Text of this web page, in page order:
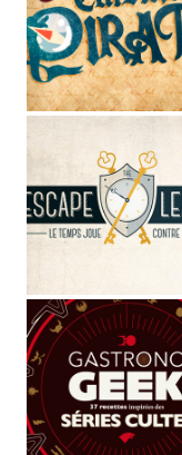
Directeur
(spécialisé dans
10 ans), Voix offet
audio, Musicien